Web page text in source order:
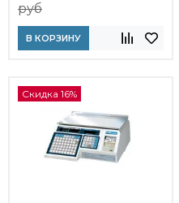
руб
В КОРЗИНУ
Скидка 16%